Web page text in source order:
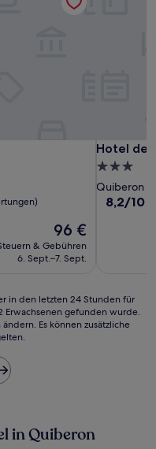
Der
Preis
beträgt
96 €
& Gebühren
6. Sept.–7. Sept.
Hotel de
Hotel de
3.0-
Sterne-
Quiberon
8.2
8,2/10
in den letzten 24 Stunden für
Erwachsenen gefunden wurde.
Es können zusätzliche
in Quiberon